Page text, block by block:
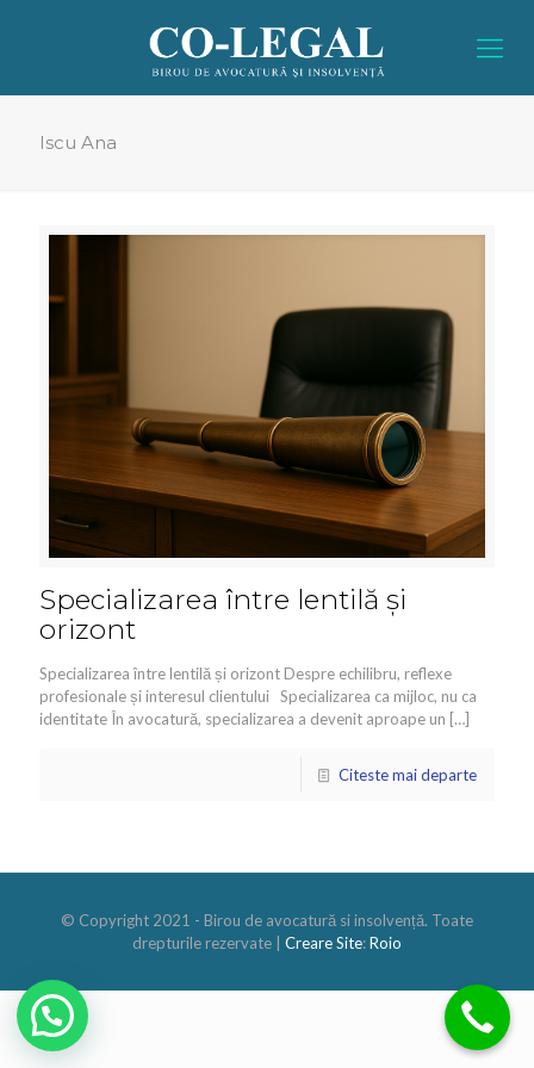
Iscu Ana
Specializarea între lentilă și
orizont
Specializarea între lentilă și orizont Despre echilibru, reflexe
profesionale și interesul clientului Specializarea ca mijloc, nu ca
identitate În avocatură, specializarea a devenit aproape un […]
Citeste mai departe
© Copyright 2021 - Birou de avocatură si insolvențǎ. Toate
drepturile rezervate | Creare Site:Roio